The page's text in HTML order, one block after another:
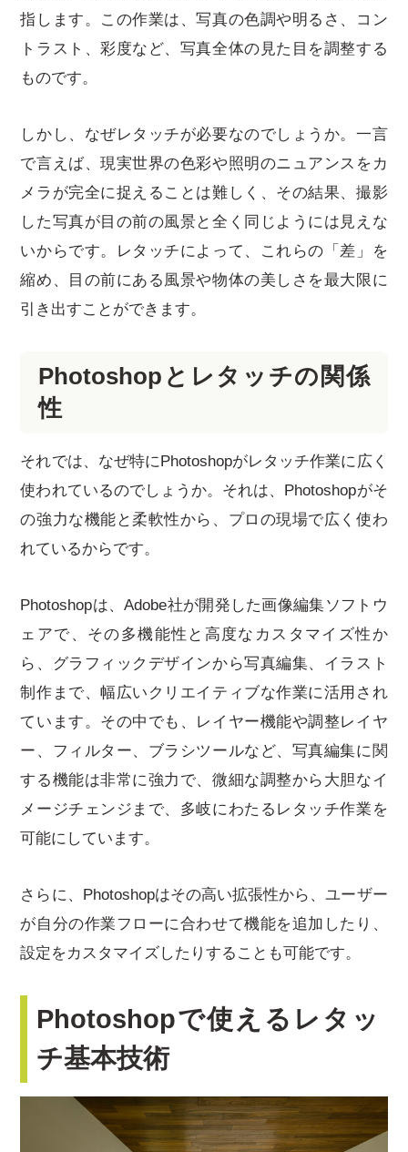
指します。この作業は、写真の色調や明るさ、コン
トラスト、彩度など、写真全体の見た目を調整する
ものです。
しかし、なぜレタッチが必要なのでしょうか。一言
で言えば、現実世界の色彩や照明のニュアンスをカ
メラが完全に捉えることは難しく、その結果、撮影
した写真が目の前の風景と全く同じようには見えな
いからです。レタッチによって、これらの「差」を
縮め、目の前にある風景や物体の美しさを最大限に
引き出すことができます。
Photoshopとレタッチの関係
性
それでは、なぜ特にPhotoshopがレタッチ作業に広く
使われているのでしょうか。それは、Photoshopがそ
の強力な機能と柔軟性から、プロの現場で広く使わ
れているからです。
Photoshopは、Adobe社が開発した画像編集ソフトウ
ェアで、その多機能性と高度なカスタマイズ性か
ら、グラフィックデザインから写真編集、イラスト
制作まで、幅広いクリエイティブな作業に活用され
ています。その中でも、レイヤー機能や調整レイヤ
ー、フィルター、ブラシツールなど、写真編集に関
する機能は非常に強力で、微細な調整から大胆なイ
メージチェンジまで、多岐にわたるレタッチ作業を
可能にしています。
さらに、Photoshopはその高い拡張性から、ユーザー
が自分の作業フローに合わせて機能を追加したり、
設定をカスタマイズしたりすることも可能です。
Photoshopで使えるレタッ
チ基本技術